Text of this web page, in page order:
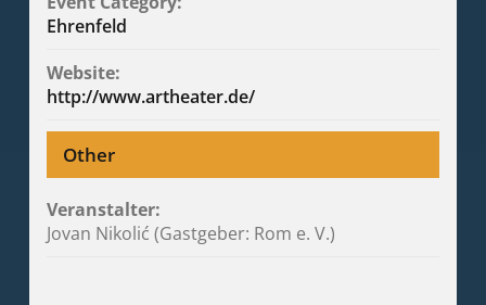
Ehrenfeld
Website:
http://www.artheater.de/
Other
Veranstalter:
Jovan Nikolić (Gastgeber: Rom e. V.)